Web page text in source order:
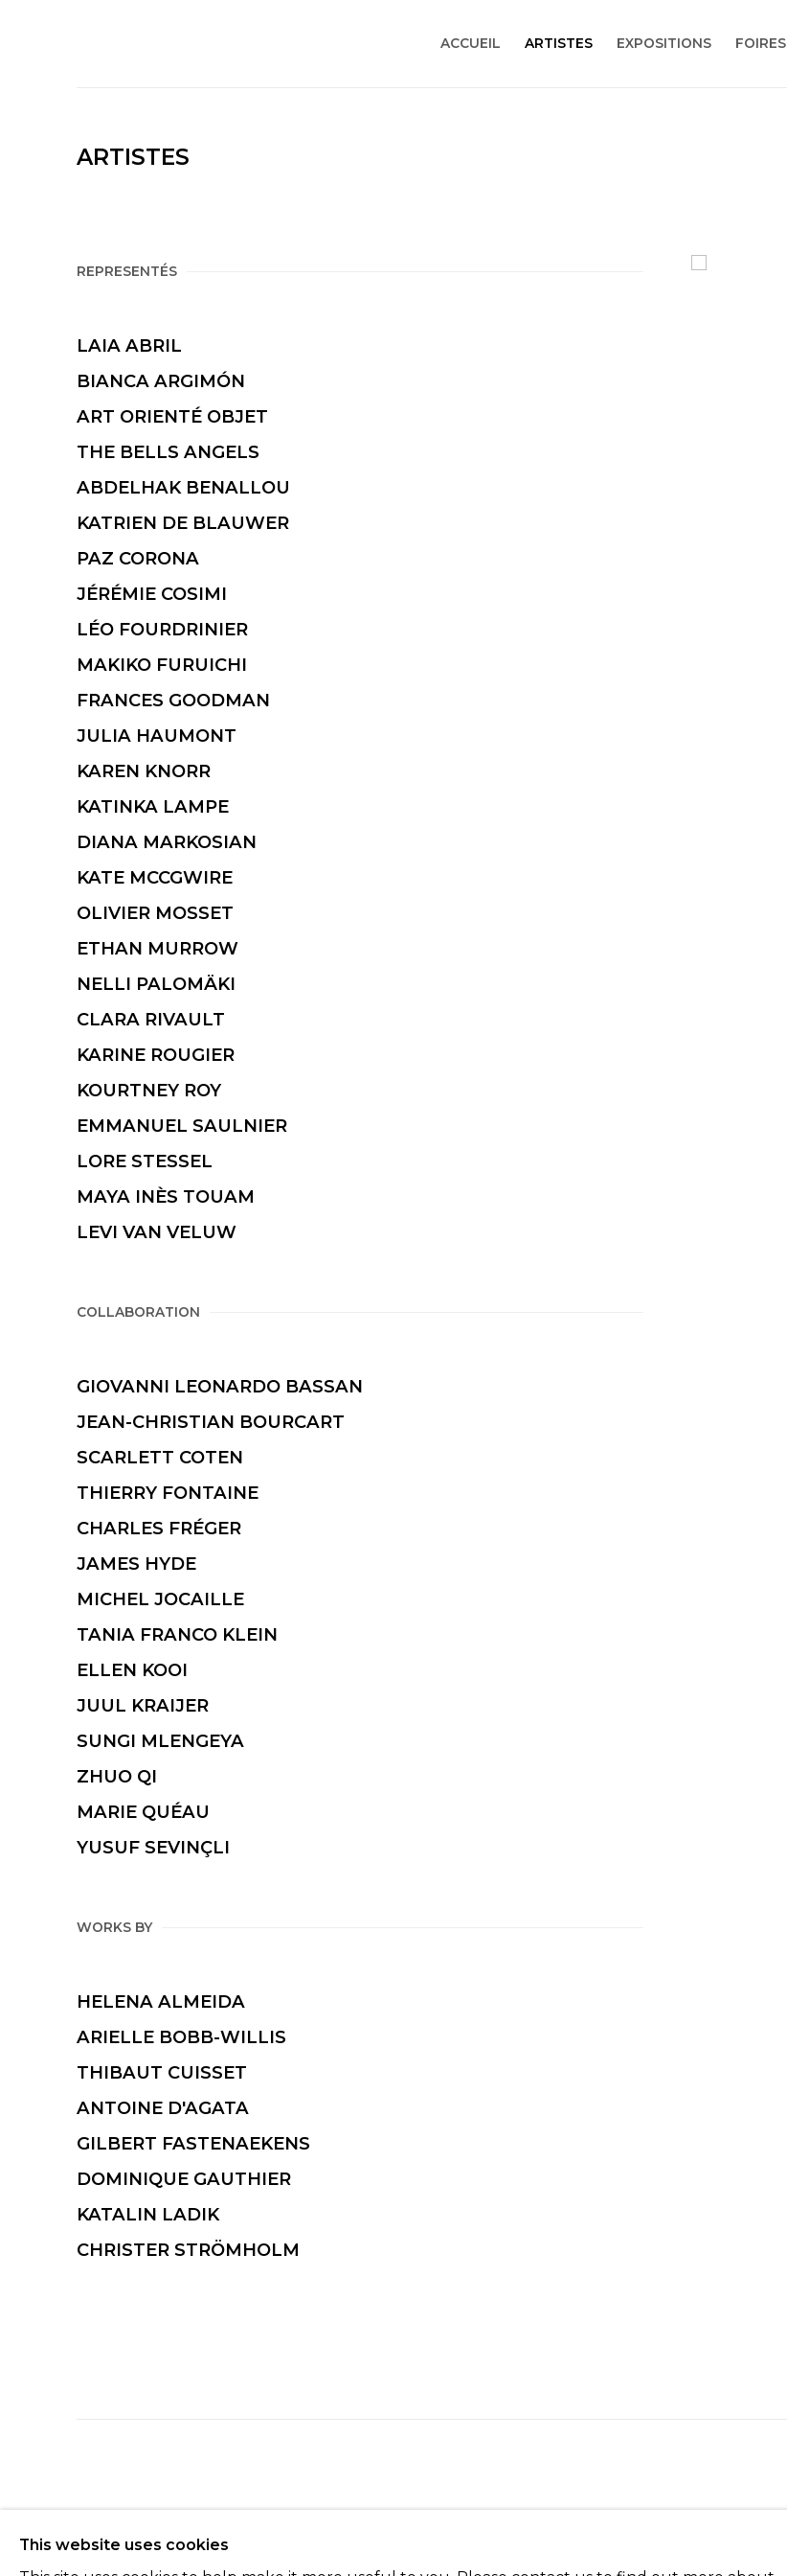
ACCUEIL ARTISTES EXPOSITIONS FOIRES
ARTISTES
REPRESENTÉS
LAIA ABRIL
BIANCA ARGIMÓN
ART ORIENTÉ OBJET
THE BELLS ANGELS
ABDELHAK BENALLOU
KATRIEN DE BLAUWER
PAZ CORONA
JÉRÉMIE COSIMI
LÉO FOURDRINIER
MAKIKO FURUICHI
FRANCES GOODMAN
JULIA HAUMONT
KAREN KNORR
KATINKA LAMPE
DIANA MARKOSIAN
KATE MCCGWIRE
OLIVIER MOSSET
ETHAN MURROW
NELLI PALOMÄKI
CLARA RIVAULT
KARINE ROUGIER
KOURTNEY ROY
EMMANUEL SAULNIER
LORE STESSEL
MAYA INÈS TOUAM
LEVI VAN VELUW
COLLABORATION
GIOVANNI LEONARDO BASSAN
JEAN-CHRISTIAN BOURCART
SCARLETT COTEN
THIERRY FONTAINE
CHARLES FRÉGER
JAMES HYDE
MICHEL JOCAILLE
TANIA FRANCO KLEIN
ELLEN KOOI
JUUL KRAIJER
SUNGI MLENGEYA
ZHUO QI
MARIE QUÉAU
YUSUF SEVINÇLI
WORKS BY
HELENA ALMEIDA
ARIELLE BOBB-WILLIS
THIBAUT CUISSET
ANTOINE D'AGATA
GILBERT FASTENAEKENS
DOMINIQUE GAUTHIER
KATALIN LADIK
CHRISTER STRÖMHOLM
This website uses cookies